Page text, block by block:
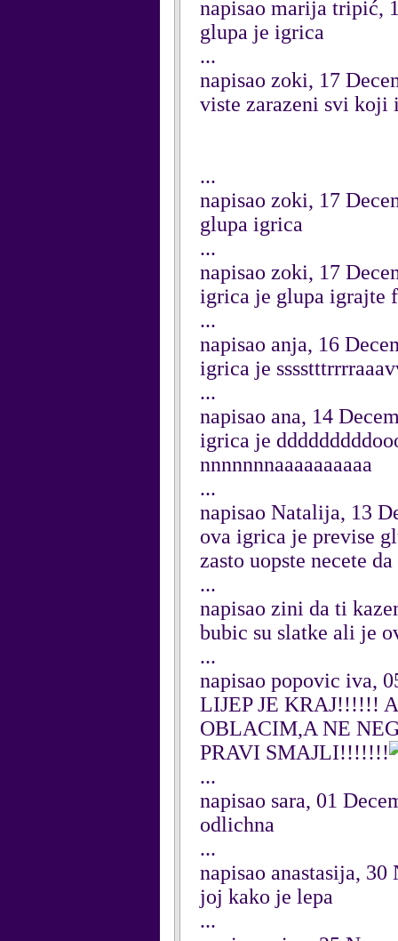
napisao marija tripić,
glupa je igrica
...
napisao zoki, 17
viste zarazeni svi koji
...
napisao zoki, 17
glupa igrica
...
napisao zoki, 17
igrica je glupa igrajte
...
napisao anja, 16
igrica je
...
napisao ana, 14
igrica je
nnnnnnnaaaaaaaaaa
...
napisao Natalija, 13
ova igrica je previse
zasto uopste necete
...
napisao zini da ti
bubic su slatke ali je
...
napisao popovic iva,
LIJEP JE KRAJ!!!!!!
OBLACIM,A NE
PRAVI SMAJLI!!!!!!!
...
napisao sara, 01
odlichna
...
napisao anastasija, 30
joj kako je lepa
...